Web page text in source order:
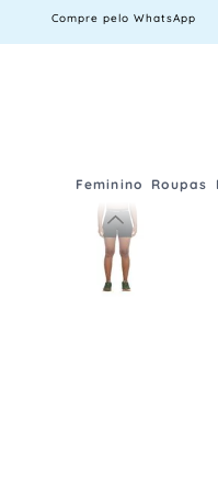
Compre pelo WhatsApp
Feminino Roupas